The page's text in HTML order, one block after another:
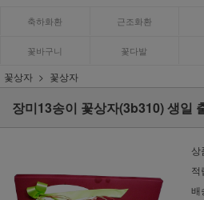
축하화환 근조화환
꽃바구니 꽃다발
꽃상자 꽃상자
장미13송이 꽃상자(3b310) 생일
상
적
배